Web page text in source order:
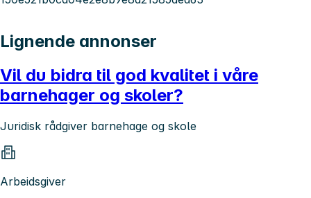
Lignende annonser
Vil du bidra til god kvalitet i våre
barnehager og skoler?
Juridisk rådgiver barnehage og skole
Arbeidsgiver